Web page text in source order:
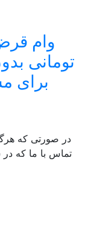
برای
صورتی که هرگونه
با ما که در